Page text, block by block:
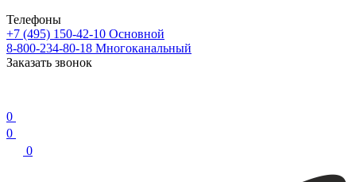
Телефоны
+7 (495) 150-42-10 Основной
8-800-234-80-18 Многоканальный
Заказать звонок
0
0
0